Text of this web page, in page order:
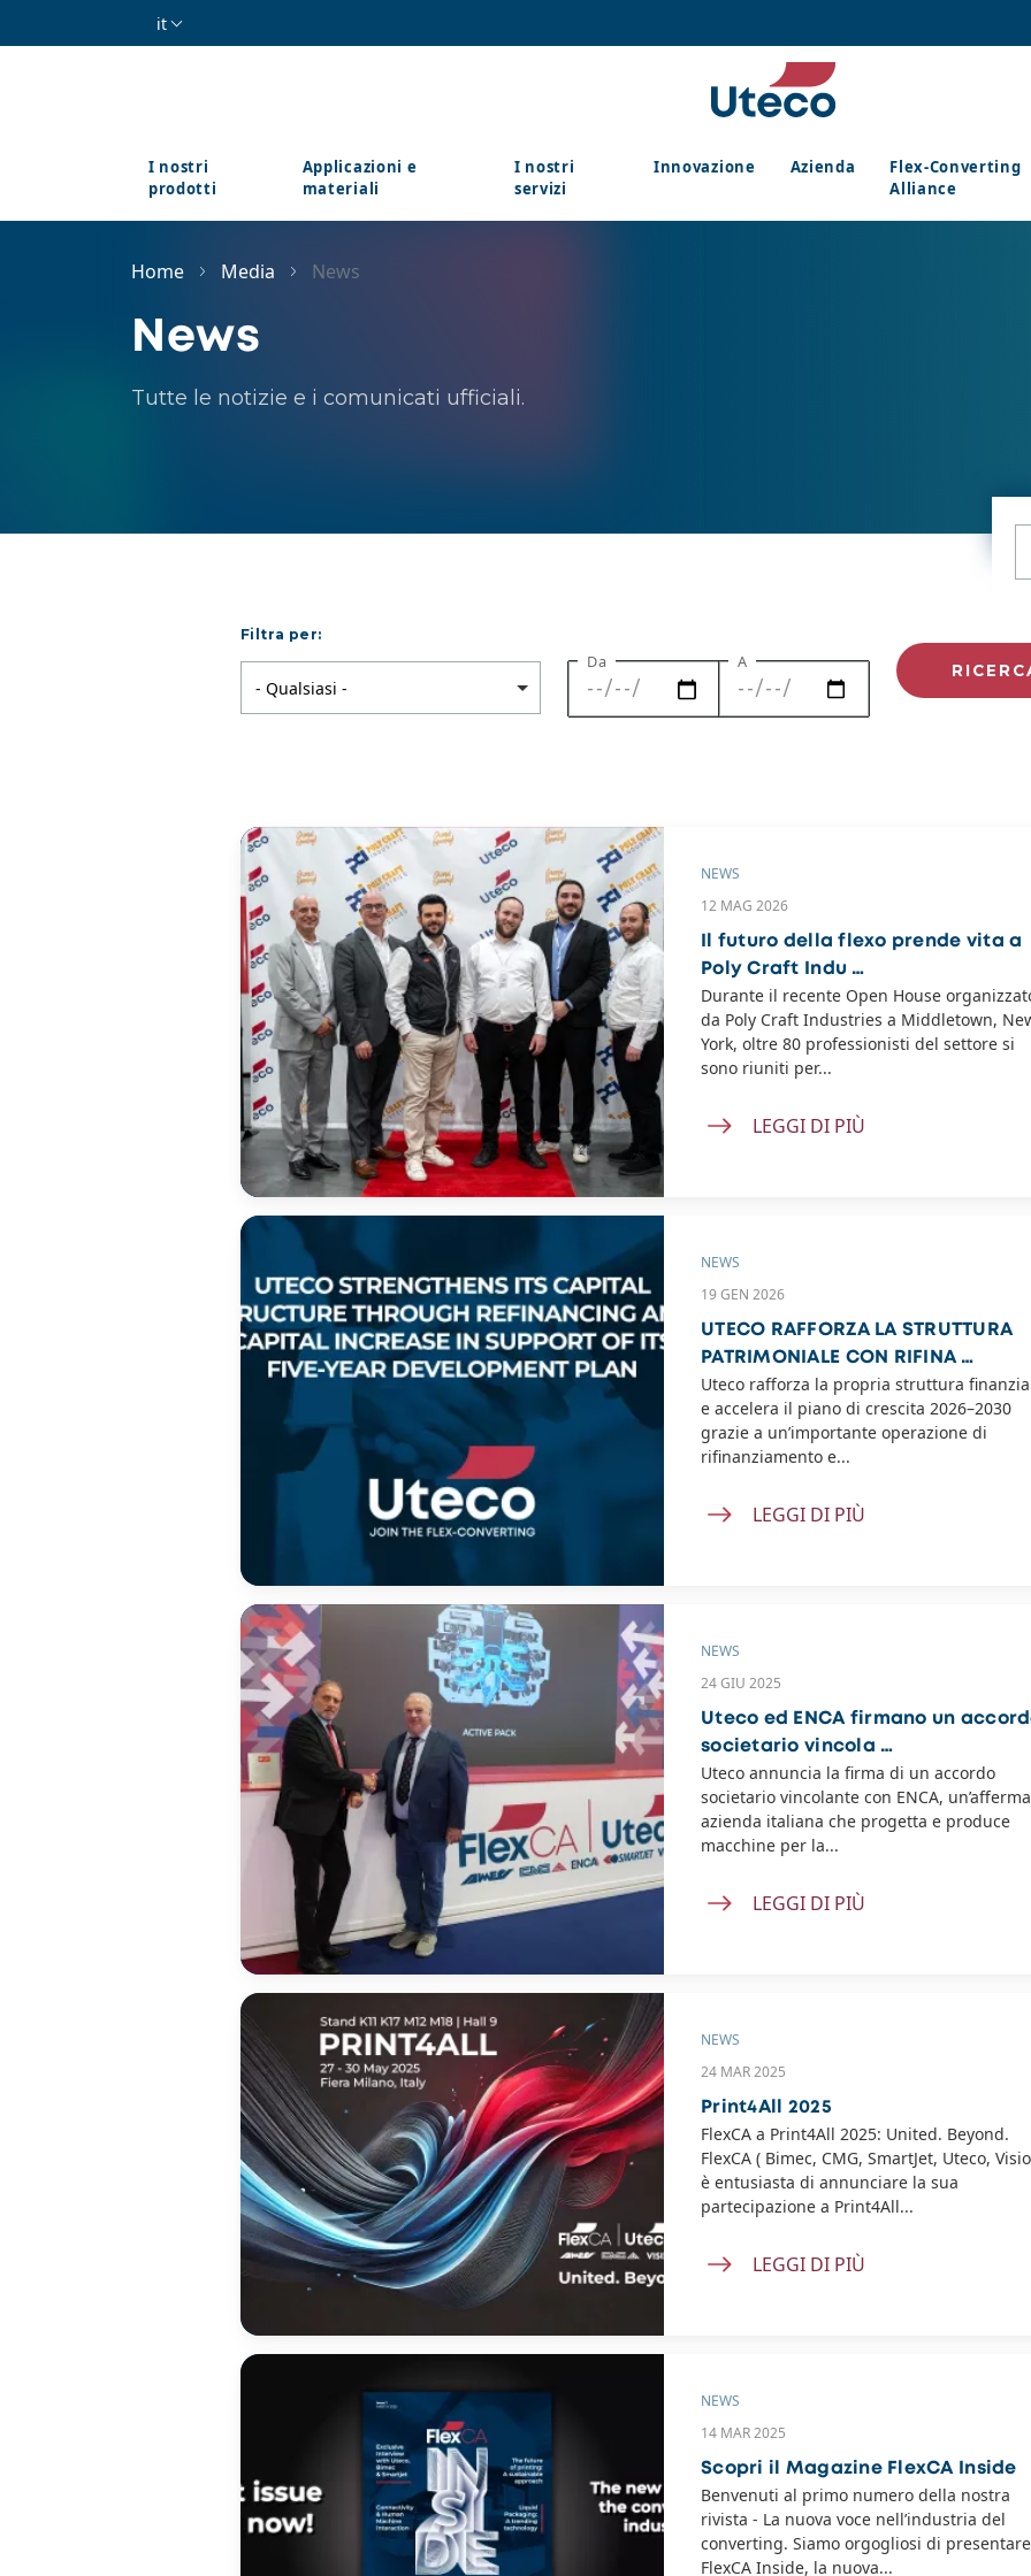
Salta al contenuto principale
it
I nostri
prodotti
Applicazioni e
materiali
I nostri
servizi
Innovazione Azienda
Flex-Converting
Alliance
Home Media News
News
Tutte le notizie e i comunicati ufficiali.
Filtra per:
- Qualsiasi -
Da A
NEWS
12 MAG 2026
Il futuro della flexo prende vita a
Poly Craft Indu …
Durante il recente Open House
da Poly Craft Industries a Middletown,
York, oltre 80 professionisti del settore si
sono riuniti per...
LEGGI DI PIÙ
NEWS
19 GEN 2026
UTECO RAFFORZA LA STRUTTURA
PATRIMONIALE CON RIFINA …
Uteco rafforza la propria struttura
e accelera il piano di crescita 2026–2030
grazie a un’importante operazione di
rifinanziamento e...
LEGGI DI PIÙ
NEWS
24 GIU 2025
Uteco ed ENCA firmano un
societario vincola …
Uteco annuncia la firma di un accordo
societario vincolante con ENCA,
azienda italiana che progetta e produce
macchine per la...
LEGGI DI PIÙ
NEWS
24 MAR 2025
Print4All 2025
FlexCA a Print4All 2025: United. Beyond.
FlexCA ( Bimec, CMG, SmartJet, Uteco,
è entusiasta di annunciare la sua
partecipazione a Print4All...
LEGGI DI PIÙ
NEWS
14 MAR 2025
Scopri il Magazine FlexCA Inside
Benvenuti al primo numero della nostra
rivista - La nuova voce nell’industria del
converting. Siamo orgogliosi di presentare
FlexCA Inside, la nuova...